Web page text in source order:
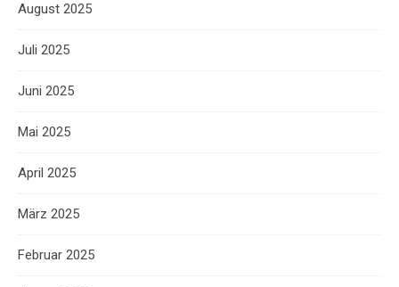
August 2025
Juli 2025
Juni 2025
Mai 2025
April 2025
März 2025
Februar 2025